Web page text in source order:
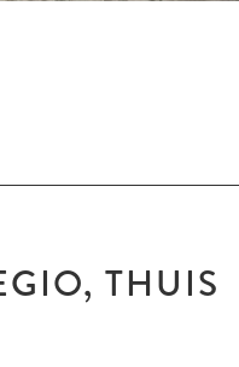
WAARD &
THUIS